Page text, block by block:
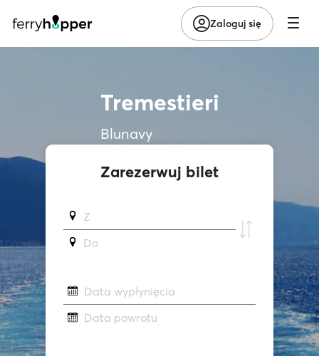
Zaloguj się
Tremestieri
Blunavy
Zarezerwuj bilet
Z
Do
Data wypłynięcia
Data powrotu